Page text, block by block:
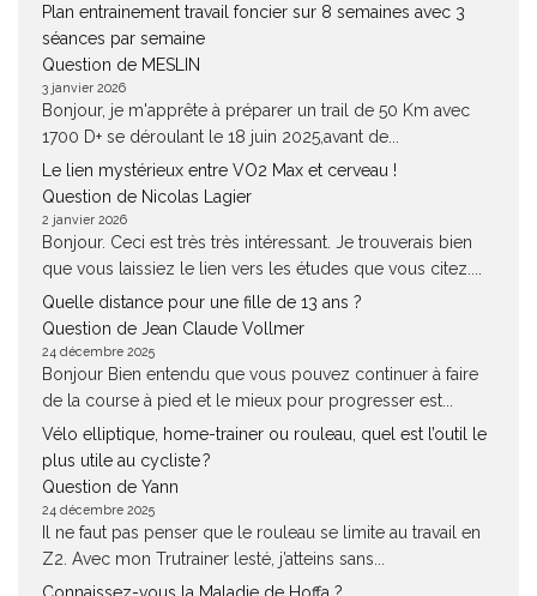
Plan entrainement travail foncier sur 8 semaines avec 3
séances par semaine
Question de MESLIN
3 janvier 2026
Bonjour, je m'apprête à préparer un trail de 50 Km avec
1700 D+ se déroulant le 18 juin 2025,avant de...
Le lien mystérieux entre VO2 Max et cerveau !
Question de Nicolas Lagier
2 janvier 2026
Bonjour. Ceci est très très intéressant. Je trouverais bien
que vous laissiez le lien vers les études que vous citez....
Quelle distance pour une fille de 13 ans ?
Question de Jean Claude Vollmer
24 décembre 2025
Bonjour Bien entendu que vous pouvez continuer à faire
de la course à pied et le mieux pour progresser est...
Vélo elliptique, home-trainer ou rouleau, quel est l’outil le
plus utile au cycliste ?
Question de Yann
24 décembre 2025
Il ne faut pas penser que le rouleau se limite au travail en
Z2. Avec mon Trutrainer lesté, j’atteins sans...